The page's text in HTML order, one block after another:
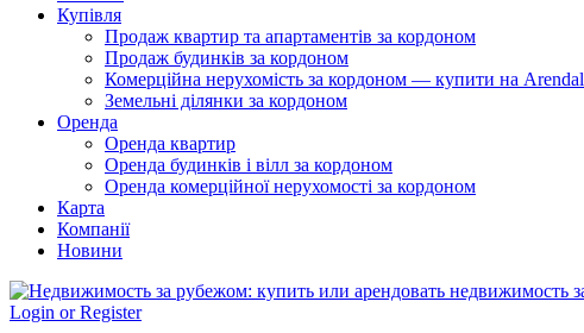
Купівля
Продаж квартир та апартаментів за кордоном
Продаж будинків за кордоном
Комерційна нерухомість за кордоном — купити на Arendal
Земельні ділянки за кордоном
Оренда
Оренда квартир
Оренда будинків і вілл за кордоном
Оренда комерційної нерухомості за кордоном
Карта
Компанії
Новини
Login or Register